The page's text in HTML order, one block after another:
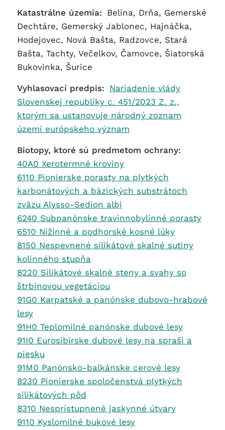
Katastrálne územia: Belina, Drňa, Gemerské
Dechtáre, Gemerský Jablonec, Hajnáčka,
Hodejovec, Nová Bašta, Radzovce, Stará
Bašta, Tachty, Večelkov, Čamovce, Šiatorská
Bukovinka, Šurice
Vyhlasovací predpis: Nariadenie vlády
Slovenskej republiky c. 451/2023 Z. z.,
ktorým sa ustanovuje národný zoznam
území európskeho význam
Biotopy, ktoré sú predmetom ochrany:
40A0 Xerotermné kroviny
6110 Pionierske porasty na plytkých
karbonátových a bázických substrátoch
zväzu Alysso-Sedion albi
6240 Subpanónske travinnobylinné porasty
6510 Nížinné a podhorské kosné lúky
8150 Nespevnené silikátové skalné sutiny
kolinného stupňa
8220 Silikátové skalné steny a svahy so
štrbinovou vegetáciou
91G0 Karpatské a panónske dubovo-hrabové
lesy
91H0 Teplomilné panónske dubové lesy
91I0 Eurosibírske dubové lesy na spraši a
piesku
91M0 Panónsko-balkánske cerové lesy
8230 Pionierske spoločenstvá plytkých
silikátových pôd
8310 Nesprístupnené jaskynné útvary
9110 Kyslomilné bukové lesy